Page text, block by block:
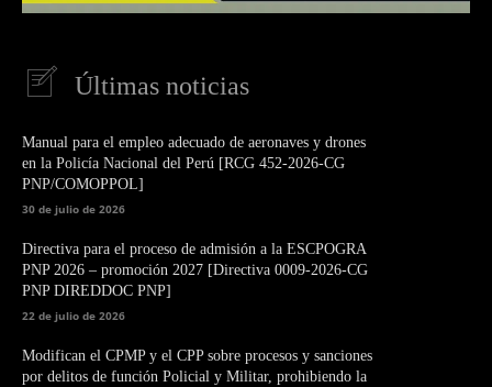
Últimas noticias
Manual para el empleo adecuado de aeronaves y drones
en la Policía Nacional del Perú [RCG 452-2026-CG
PNP/COMOPPOL]
30 de julio de 2026
Directiva para el proceso de admisión a la ESCPOGRA
PNP 2026 – promoción 2027 [Directiva 0009-2026-CG
PNP DIREDDOC PNP]
22 de julio de 2026
Modifican el CPMP y el CPP sobre procesos y sanciones
por delitos de función Policial y Militar, prohibiendo la